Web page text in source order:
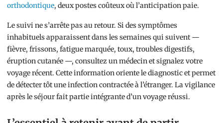
orthodontique, deux postes coûteux où l’anticipation paie.
Le suivi ne s’arrête pas au retour. Si des symptômes
inhabituels apparaissent dans les semaines qui suivent —
fièvre, frissons, fatigue marquée, toux, troubles digestifs,
éruption cutanée —, consultez un médecin et signalez votre
voyage récent. Cette information oriente le diagnostic et permet
de détecter tôt une infection contractée à l’étranger. La vigilance
après le séjour fait partie intégrante d’un voyage réussi.